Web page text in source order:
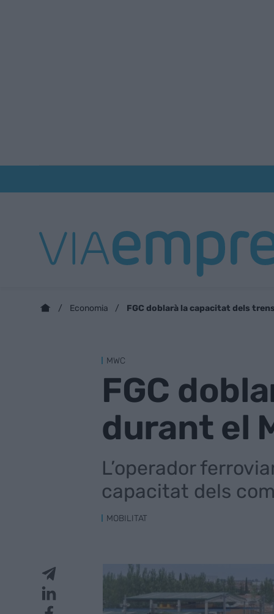
Economia FGC doblarà la capacitat dels
MWC
FGC
durant el
L’operador
capacitat dels
MOBILITAT